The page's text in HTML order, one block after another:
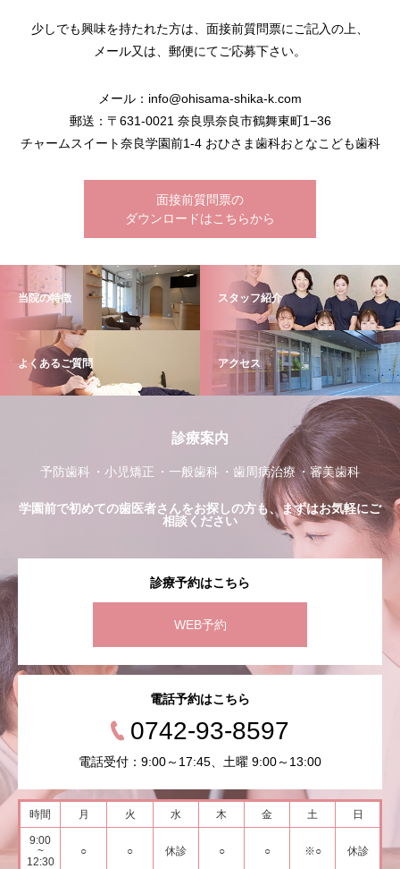
少しでも興味を持たれた方は、 面接前質問票にご記入の上、
メール又は、郵便にてご応募下さい。
メール：info@ohisama-shika-k.com
郵送：〒631-0021 奈良県奈良市鶴舞東町1−36
チャームスイート奈良学園前1-4 おひさま歯科おとなこども歯科
面接前質問票の
ダウンロードはこちらから
当院の特徴 スタッフ紹介
よくあるご質問 アクセス
診療案内
予防歯科 小児矯正 一般歯科 歯周病治療 審美歯科
学園前で初めての歯医者さんをお探しの方も、まずはお気軽にご
相談ください
診療予約はこちら
WEB予約
電話予約はこちら
0742-93-8597
電話受付：9:00～17:45、土曜 9:00～13:00
時間 月 火 水 木 金 土 日
9:00
~
12:30
○ ○ 休診 ○ ○ ※○ 休診